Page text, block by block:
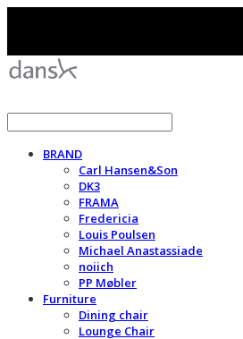
BRAND
Carl Hansen&Son
DK3
FRAMA
Fredericia
Louis Poulsen
Michael Anastassiade
noiich
PP Møbler
Furniture
Dining chair
Lounge Chair